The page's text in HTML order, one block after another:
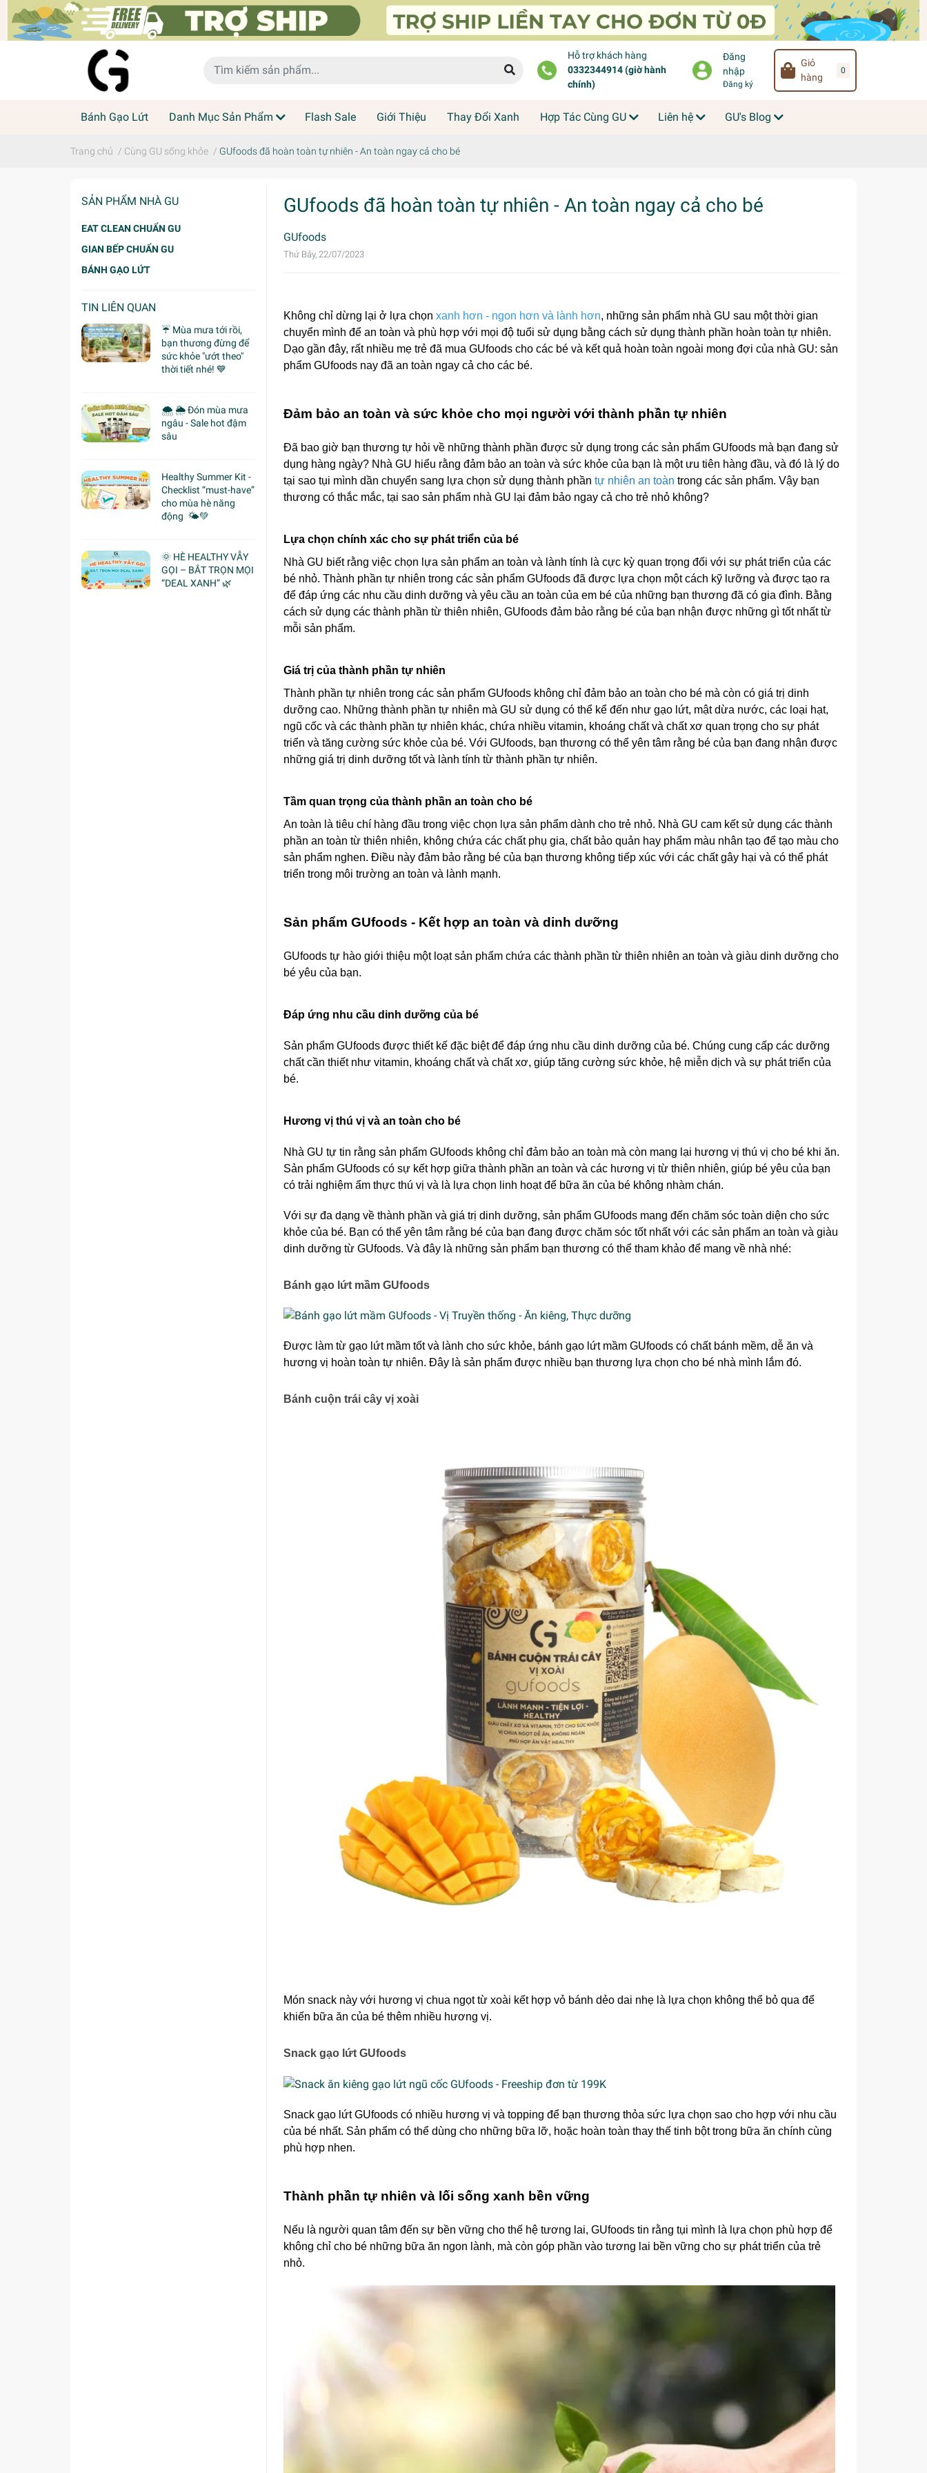
Hỗ trợ khách hàng
0332344914 (giờ hành
chính)
Đăng
nhập
Đăng ký
Giỏ
hàng
0
Bánh Gạo Lứt Danh Mục Sản Phẩm Flash Sale Giới Thiệu Thay Đổi Xanh Hợp Tác Cùng GU Liên hệ GU's Blog
Trang chủ / Cùng GU sống khỏe / GUfoods đã hoàn toàn tự nhiên - An toàn ngay cả cho bé
SẢN PHẨM NHÀ GU
EAT CLEAN CHUẨN GU
GIAN BẾP CHUẨN GU
BÁNH GẠO LỨT
TIN LIÊN QUAN
☔ Mùa mưa tới rồi,
bạn thương đừng để
sức khỏe "ướt theo"
thời tiết nhé! 💙
🌨 🌦 Đón mùa mưa
ngâu - Sale hot đậm
sâu
Healthy Summer Kit -
Checklist “must-have”
cho mùa hè năng
động 🌤️💚
🌞 HÈ HEALTHY VẪY
GỌI – BẮT TRỌN MỌI
“DEAL XANH” 🌿
GUfoods đã hoàn toàn tự nhiên - An toàn ngay cả cho bé
GUfoods
Thứ Bảy, 22/07/2023
Không chỉ dừng lại ở lựa chọn xanh hơn - ngon hơn và lành hơn, những sản phẩm nhà GU sau một thời gian
chuyển mình để an toàn và phù hợp với mọi độ tuổi sử dụng bằng cách sử dụng thành phần hoàn toàn tự nhiên.
Dạo gần đây, rất nhiều mẹ trẻ đã mua GUfoods cho các bé và kết quả hoàn toàn ngoài mong đợi của nhà GU: sản
phẩm GUfoods nay đã an toàn ngay cả cho các bé.
Đảm bảo an toàn và sức khỏe cho mọi người với thành phần tự nhiên
Đã bao giờ bạn thương tự hỏi về những thành phần được sử dụng trong các sản phẩm GUfoods mà bạn đang sử
dụng hàng ngày? Nhà GU hiểu rằng đảm bảo an toàn và sức khỏe của bạn là một ưu tiên hàng đầu, và đó là lý do
tại sao tụi mình dần chuyển sang lựa chọn sử dụng thành phần tự nhiên an toàn trong các sản phẩm. Vậy bạn
thương có thắc mắc, tại sao sản phẩm nhà GU lại đảm bảo ngay cả cho trẻ nhỏ không?
Lựa chọn chính xác cho sự phát triển của bé
Nhà GU biết rằng việc chọn lựa sản phẩm an toàn và lành tính là cực kỳ quan trọng đối với sự phát triển của các
bé nhỏ. Thành phần tự nhiên trong các sản phẩm GUfoods đã được lựa chọn một cách kỹ lưỡng và được tạo ra
để đáp ứng các nhu cầu dinh dưỡng và yêu cầu an toàn của em bé của những bạn thương đã có gia đình. Bằng
cách sử dụng các thành phần từ thiên nhiên, GUfoods đảm bảo rằng bé của bạn nhận được những gì tốt nhất từ
mỗi sản phẩm.
Giá trị của thành phần tự nhiên
Thành phần tự nhiên trong các sản phẩm GUfoods không chỉ đảm bảo an toàn cho bé mà còn có giá trị dinh
dưỡng cao. Những thành phần tự nhiên mà GU sử dụng có thể kể đến như gạo lứt, mật dừa nước, các loại hạt,
ngũ cốc và các thành phần tự nhiên khác, chứa nhiều vitamin, khoáng chất và chất xơ quan trọng cho sự phát
triển và tăng cường sức khỏe của bé. Với GUfoods, bạn thương có thể yên tâm rằng bé của bạn đang nhận được
những giá trị dinh dưỡng tốt và lành tính từ thành phần tự nhiên.
Tầm quan trọng của thành phần an toàn cho bé
An toàn là tiêu chí hàng đầu trong việc chọn lựa sản phẩm dành cho trẻ nhỏ. Nhà GU cam kết sử dụng các thành
phần an toàn từ thiên nhiên, không chứa các chất phụ gia, chất bảo quản hay phẩm màu nhân tạo để tạo màu cho
sản phẩm nghen. Điều này đảm bảo rằng bé của bạn thương không tiếp xúc với các chất gây hại và có thể phát
triển trong môi trường an toàn và lành mạnh.
Sản phẩm GUfoods - Kết hợp an toàn và dinh dưỡng
GUfoods tự hào giới thiệu một loạt sản phẩm chứa các thành phần từ thiên nhiên an toàn và giàu dinh dưỡng cho
bé yêu của bạn.
Đáp ứng nhu cầu dinh dưỡng của bé
Sản phẩm GUfoods được thiết kế đặc biệt để đáp ứng nhu cầu dinh dưỡng của bé. Chúng cung cấp các dưỡng
chất cần thiết như vitamin, khoáng chất và chất xơ, giúp tăng cường sức khỏe, hệ miễn dịch và sự phát triển của
bé.
Hương vị thú vị và an toàn cho bé
Nhà GU tự tin rằng sản phẩm GUfoods không chỉ đảm bảo an toàn mà còn mang lại hương vị thú vị cho bé khi ăn.
Sản phẩm GUfoods có sự kết hợp giữa thành phần an toàn và các hương vị từ thiên nhiên, giúp bé yêu của bạn
có trải nghiệm ẩm thực thú vị và là lựa chọn linh hoạt để bữa ăn của bé không nhàm chán.
Với sự đa dạng về thành phần và giá trị dinh dưỡng, sản phẩm GUfoods mang đến chăm sóc toàn diện cho sức
khỏe của bé. Bạn có thể yên tâm rằng bé của bạn đang được chăm sóc tốt nhất với các sản phẩm an toàn và giàu
dinh dưỡng từ GUfoods. Và đây là những sản phẩm bạn thương có thể tham khảo để mang về nhà nhé:
Bánh gạo lứt mầm GUfoods
Được làm từ gạo lứt mầm tốt và lành cho sức khỏe, bánh gạo lứt mầm GUfoods có chất bánh mềm, dễ ăn và
hương vị hoàn toàn tự nhiên. Đây là sản phẩm được nhiều bạn thương lựa chọn cho bé nhà mình lắm đó.
Bánh cuộn trái cây vị xoài
Món snack này với hương vị chua ngọt từ xoài kết hợp vỏ bánh dẻo dai nhẹ là lựa chọn không thể bỏ qua để
khiến bữa ăn của bé thêm nhiều hương vị.
Snack gạo lứt GUfoods
Snack gạo lứt GUfoods có nhiều hương vị và topping để bạn thương thỏa sức lựa chọn sao cho hợp với nhu cầu
của bé nhất. Sản phẩm có thể dùng cho những bữa lỡ, hoặc hoàn toàn thay thế tinh bột trong bữa ăn chính cùng
phù hợp nhen.
Thành phần tự nhiên và lối sống xanh bền vững
Nếu là người quan tâm đến sự bền vững cho thế hệ tương lai, GUfoods tin rằng tụi mình là lựa chọn phù hợp để
không chỉ cho bé những bữa ăn ngon lành, mà còn góp phần vào tương lai bền vững cho sự phát triển của trẻ
nhỏ.